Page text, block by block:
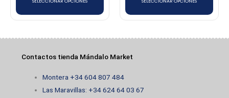
página
producto
página
producto
Contactos tienda Mándalo Market
Montera +34 604 807 484
Las Maravillas: +34 624 64 03 67